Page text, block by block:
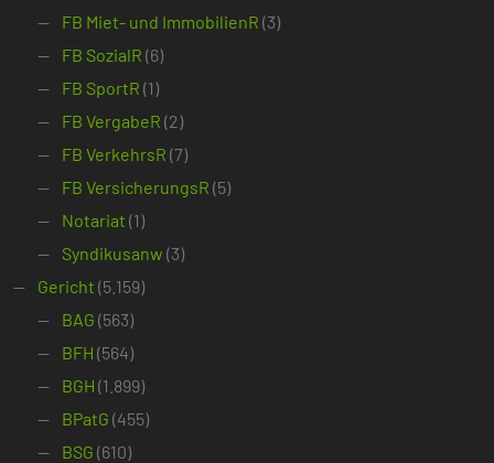
FB Miet- und ImmobilienR (3)
FB SozialR (6)
FB SportR (1)
FB VergabeR (2)
FB VerkehrsR (7)
FB VersicherungsR (5)
Notariat (1)
Syndikusanw (3)
Gericht (5.159)
BAG (563)
BFH (564)
BGH (1.899)
BPatG (455)
BSG (610)